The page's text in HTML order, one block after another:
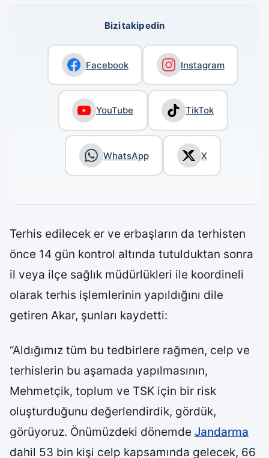
Bizi takip edin
Facebook Instagram
YouTube TikTok
WhatsApp X
Terhis edilecek er ve erbaşların da terhisten
önce 14 gün kontrol altında tutulduktan sonra
il veya ilçe sağlık müdürlükleri ile koordineli
olarak terhis işlemlerinin yapıldığını dile
getiren Akar, şunları kaydetti:
“Aldığımız tüm bu tedbirlere rağmen, celp ve
terhislerin bu aşamada yapılmasının,
Mehmetçik, toplum ve TSK için bir risk
oluşturduğunu değerlendirdik, gördük,
görüyoruz. Önümüzdeki dönemde Jandarma
dahil 53 bin kişi celp kapsamında gelecek, 66